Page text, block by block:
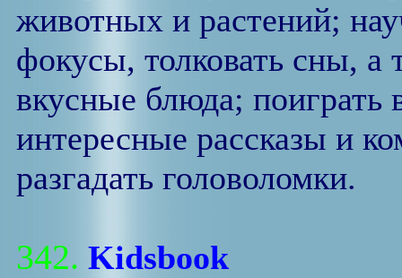
животных и растений;
фокусы, толковать сны, а
вкусные блюда; поиграть
интересные рассказы и
разгадать головоломки.
342. Kidsbook